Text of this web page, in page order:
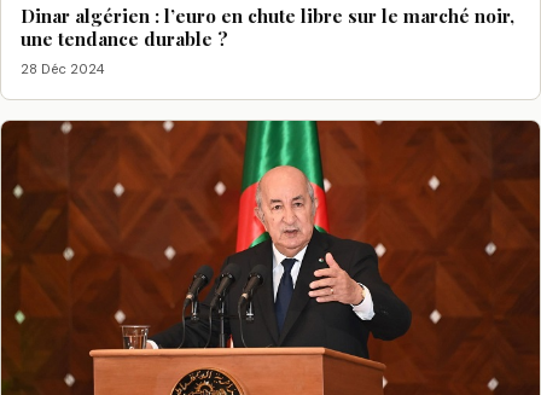
Dinar algérien : l’euro en chute libre sur le marché noir,
une tendance durable ?
28 Déc 2024